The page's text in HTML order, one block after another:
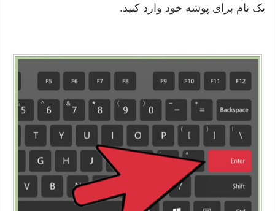
یک نام برای پوشه خود وارد کنید.